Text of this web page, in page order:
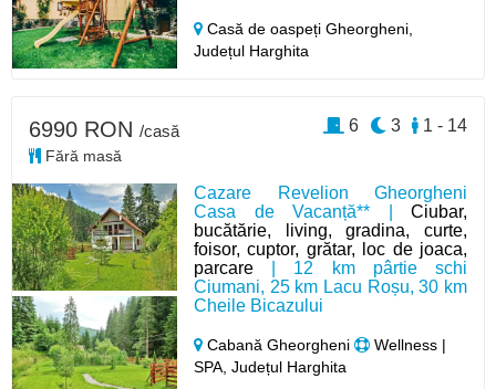
Casă de oaspeți Gheorgheni,
Județul Harghita
Cazare Revelion Gheorgheni
Casa de Vacanță** | Ciubar,
bucătărie, living, gradina, curte,
foisor, cuptor, grătar, loc de joaca,
parcare | 12 km pârtie schi
Ciumani, 25 km Lacu Roșu, 30 km
Cheile Bicazului
Cabană Gheorgheni
Wellness |
SPA, Județul Harghita
6990 RON /casă
Fără masă
1 - 14
3
6